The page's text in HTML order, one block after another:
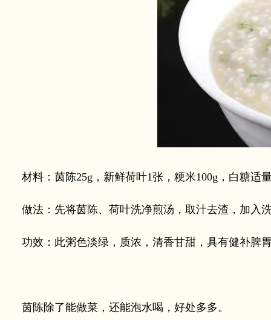
材料：茵陈25g，新鲜荷叶1张，粳米100g，白糖适
做法：先将茵陈、荷叶洗净煎汤，取汁去渣，加入
功效：此粥色淡绿，质浓，清香甘甜，具有健补脾
茵陈除了能做菜，还能泡水喝，好处多多。